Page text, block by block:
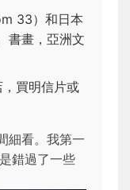
33）和日本
書畫，亞洲文
買明信片或
細看。我第一
錯過了一些